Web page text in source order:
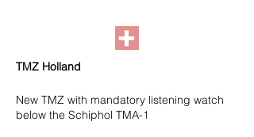
TMZ Holland
New TMZ with mandatory listening watch
below the Schiphol TMA-1